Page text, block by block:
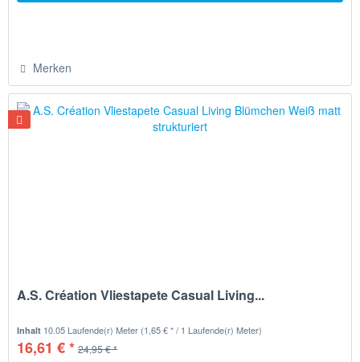
Merken
A.S. Création Vliestapete Casual Living...
Inhalt 10.05 Laufende(r) Meter (1,65 € * / 1 Laufende(r) Meter)
16,61 € * 24,95 € *